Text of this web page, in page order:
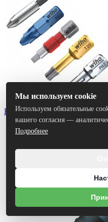
Биты
Мы используем cookie
Используем обязательные
вашего согласия —
Подробнее